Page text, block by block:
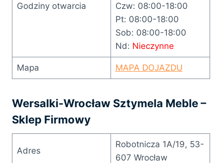
Godziny otwarcia
Czw: 08:00-18:00
Pt: 08:00-18:00
Sob: 08:00-18:00
Nd: Nieczynne
Mapa MAPA DOJAZDU
Wersalki-Wrocław Sztymela Meble –
Sklep Firmowy
Adres
Robotnicza 1A/19, 53-
607 Wrocław